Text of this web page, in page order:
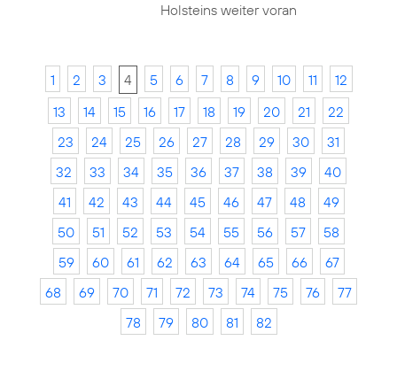
Holsteins weiter voran
1 2 3 4 5 6 7 8 9 10 11
12
13
14 15 16 17 18 19 20 21
22
23
24 25 26 27 28 29 30
31
32
33 34 35 36 37 38 39
40
41
42 43 44 45 46 47 48
49
50
51 52 53 54 55 56 57
58
59
60 61 62 63 64 65 66
67
68
69 70 71 72 73 74 75 76
77
78
79 80 81 82